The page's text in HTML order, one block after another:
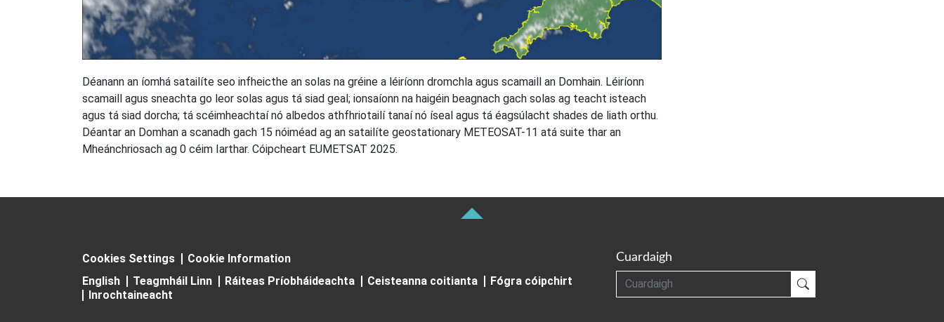
Déanann an íomhá satailíte seo infheicthe an solas na gréine a léiríonn dromchla agus scamaill an Domhain. Léiríonn
scamaill agus sneachta go leor solas agus tá siad geal; ionsaíonn na haigéin beagnach gach solas ag teacht isteach
agus tá siad dorcha; tá scéimheachtaí nó albedos athfhriotailí tanaí nó íseal agus tá éagsúlacht shades de liath orthu.
Déantar an Domhan a scanadh gach 15 nóiméad ag an satailíte geostationary METEOSAT-11 atá suite thar an
Mheánchriosach ag 0 céim Iarthar. Cóipcheart EUMETSAT 2025.
Cookies Settings
Cookie Information
English
Teagmháil Linn Ráiteas Príobháideachta Ceisteanna coitianta
Fógra cóipchirt
Inrochtaineacht
Cuardaigh
Cuardaigh